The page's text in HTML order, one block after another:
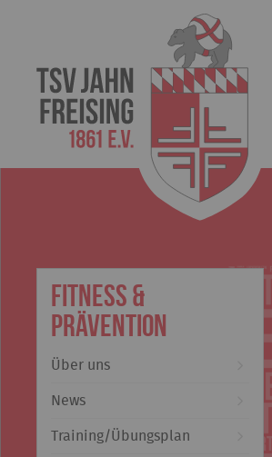
Fitness &
Prävention
Über uns
News
Training/Übungsplan